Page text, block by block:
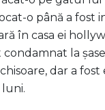
o până a fost
în casa ei
la
dar a
luni.